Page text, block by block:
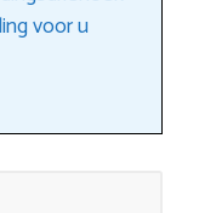
voor u